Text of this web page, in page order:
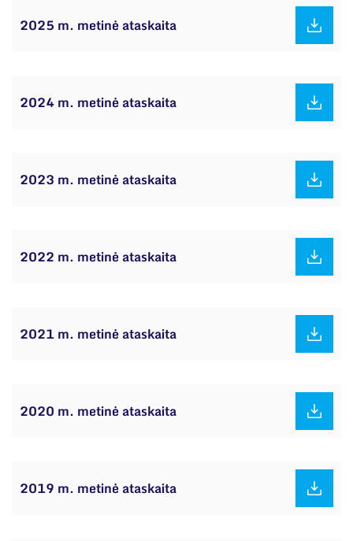
2025 m. metinė ataskaita
2024 m. metinė ataskaita
2023 m. metinė ataskaita
2022 m. metinė ataskaita
2021 m. metinė ataskaita
2020 m. metinė ataskaita
2019 m. metinė ataskaita